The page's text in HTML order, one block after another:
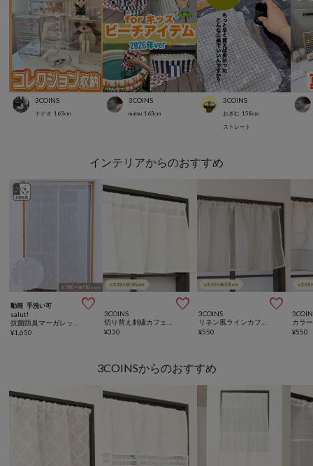
3COINS
ナナオ 163cm
3COINS
matsu 163cm
3COINS
おぎむ 158cm
ストレート
インテリアからのおすすめ
動画 手洗い可 
salut!
¥1,650

3COINS
¥330

3COINS
¥550 ¥550
3COINSからのおすすめ